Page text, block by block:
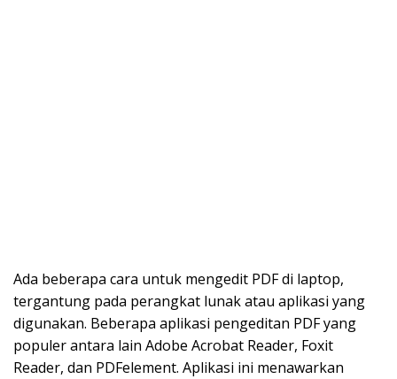
Ada beberapa cara untuk mengedit PDF di laptop,
tergantung pada perangkat lunak atau aplikasi yang
digunakan. Beberapa aplikasi pengeditan PDF yang
populer antara lain Adobe Acrobat Reader, Foxit
Reader, dan PDFelement. Aplikasi ini menawarkan